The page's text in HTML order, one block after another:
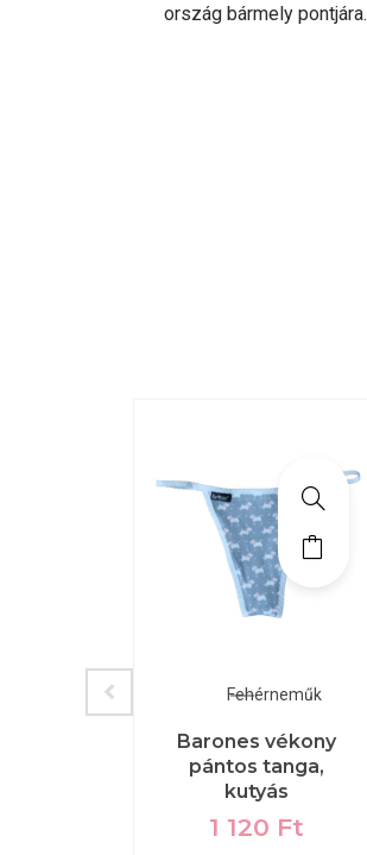
ország bármely pontjára.
Fehérneműk
Barones vékony
pántos tanga,
kutyás
1 120 Ft